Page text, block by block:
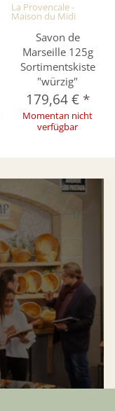
La Provencale -
Maison du Midi
Savon de
Marseille 125g
Sortimentskiste
"würzig"
179,64 € *
Momentan nicht
verfügbar